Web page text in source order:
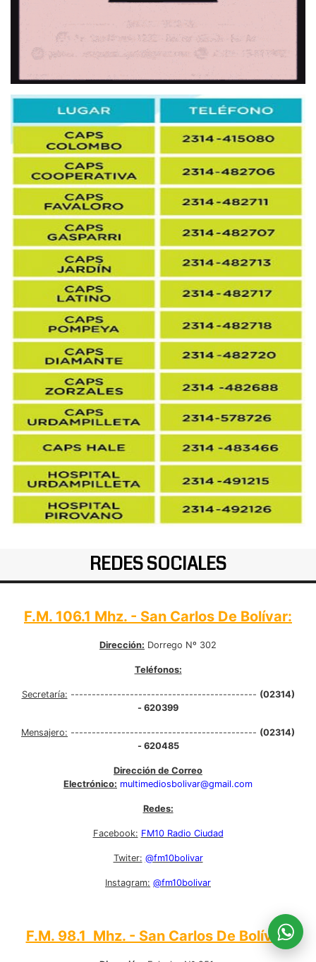
REDES SOCIALES
F.M. 106.1 Mhz. - San Carlos De Bolívar:
Dirección: Dorrego Nº 302
Teléfonos:
Secretaría: -------------------------------------------- (02314)
- 620399
Mensajero: -------------------------------------------- (02314)
- 620485
Dirección de Correo
Electrónico: multimediosbolivar@gmail.com
Redes:
Facebook: FM10 Radio Ciudad
Twiter: @fm10bolivar
Instagram: @fm10bolivar
F.M. 98.1 Mhz. - San Carlos De Bolívar: